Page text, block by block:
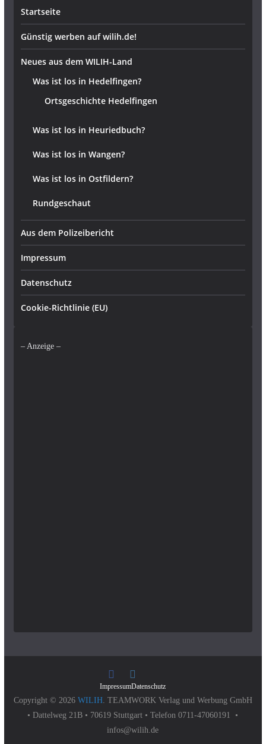
Startseite
Günstig werben auf wilih.de!
Neues aus dem WILIH-Land
Was ist los in Hedelfingen?
Ortsgeschichte Hedelfingen
Was ist los in Heuriedbuch?
Was ist los in Wangen?
Was ist los in Ostfildern?
Rundgeschaut
Aus dem Polizeibericht
Impressum
Datenschutz
Cookie-Richtlinie (EU)
– Anzeige –
ImpressumDatenschutz
Copyright © 2026 WILIH. TEAMWORK Verlag und Werbung GmbH
• Dattelweg 21B • 70619 Stuttgart • Telefon 0711-47060191 •
infos@wilih.de